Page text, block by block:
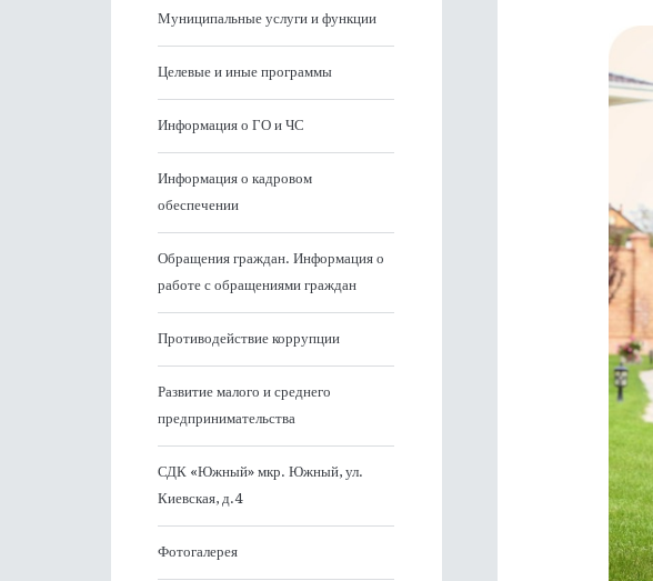
Муниципальные услуги и функции
Целевые и иные программы
Информация о ГО и ЧС
Информация о кадровом
обеспечении
Обращения граждан. Информация о
работе с обращениями граждан
Противодействие коррупции
Развитие малого и среднего
предпринимательства
СДК «Южный» мкр. Южный, ул.
Киевская, д.4
Фотогалерея